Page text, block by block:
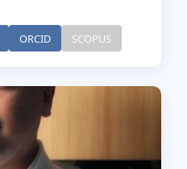
ORCID SCOPUS